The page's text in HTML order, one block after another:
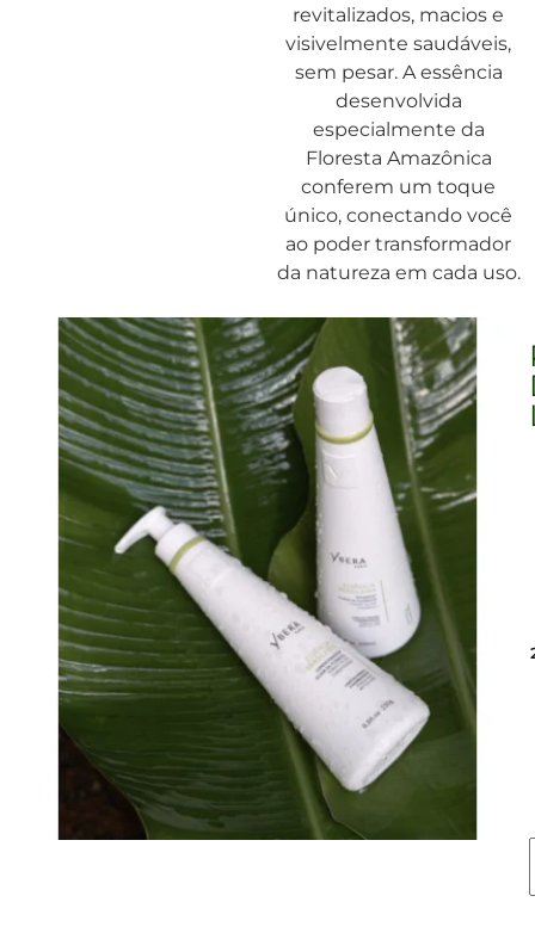
revitalizados, macios e
visivelmente saudáveis,
sem pesar. A essência
desenvolvida
especialmente da
Floresta Amazônica
conferem um toque
único, conectando você
ao poder transformador
da natureza em cada uso.